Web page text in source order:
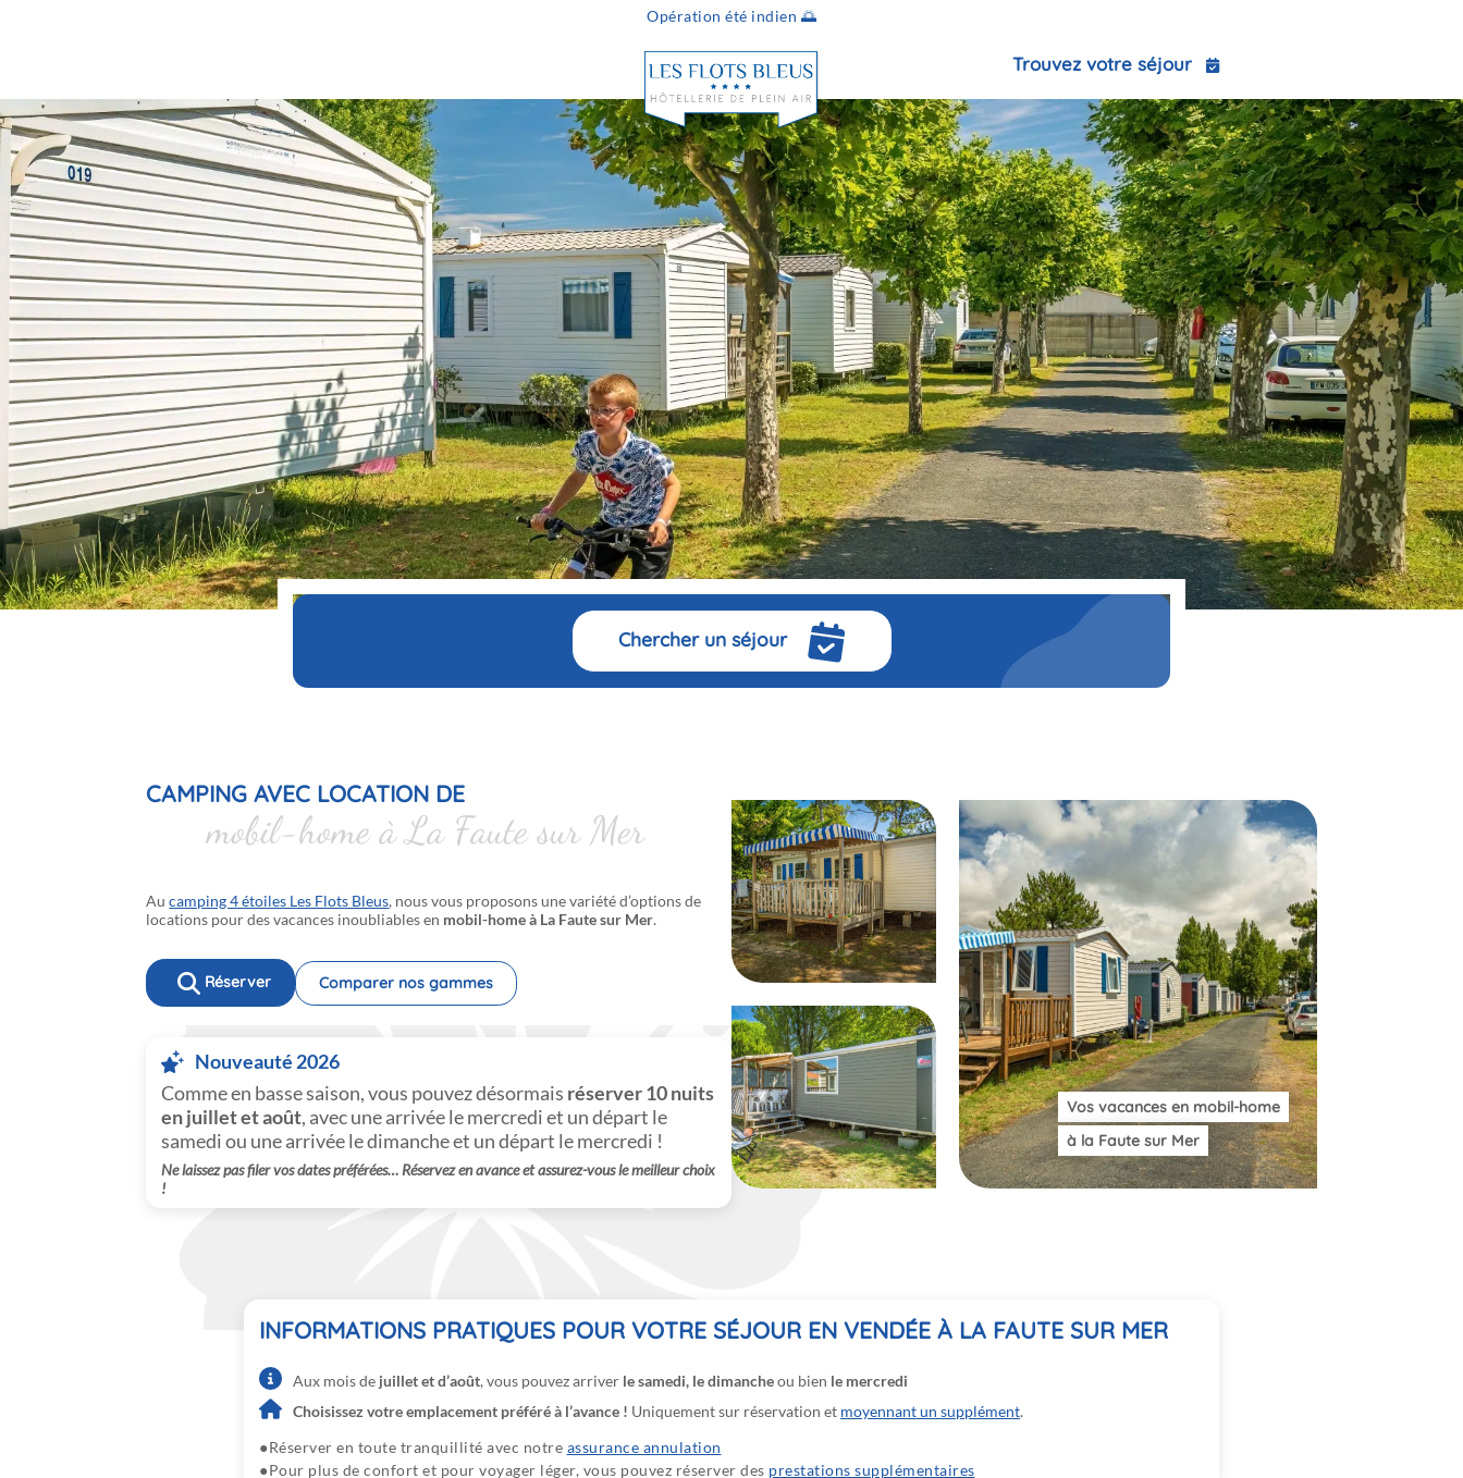
Opération été indien 🌅
Trouvez votre séjour
Chercher un séjour
CAMPING AVEC LOCATION DE
mobil-home à La Faute sur Mer
Aucamping 4 étoiles Les Flots Bleus, nous vous proposons une variété d’options de
locations pour des vacances inoubliables en mobil-home à La Faute sur Mer.
Réserver Comparer nos gammes
Nouveauté 2026
Comme en basse saison, vous pouvez désormais réserver 10 nuits
en juillet et août, avec une arrivée le mercredi et un départ le
samedi ou une arrivée le dimanche et un départ le mercredi !
Ne laissez pas filer vos dates préférées… Réservez en avance et assurez-vous le meilleur choix
!
Vos vacances en mobil-home
à la Faute sur Mer
INFORMATIONS PRATIQUES POUR VOTRE SÉJOUR EN VENDÉE À LA FAUTE SUR MER
Aux mois de juillet et d’août, vous pouvez arriver le samedi, le dimancheou bien le mercredi
Choisissez votre emplacement préféré à l’avance ! Uniquement sur réservation et moyennant un supplément.
Réserver en toute tranquillité avec notre assurance annulation
Pour plus de confort et pour voyager léger, vous pouvez réserver des prestations supplémentaires